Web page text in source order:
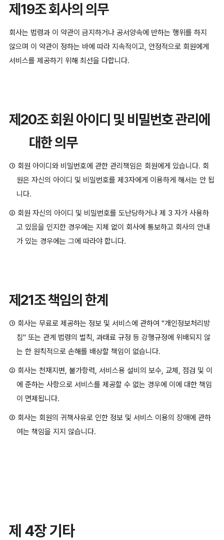
제19조 회사의 의무
회사는 법령과 이 약관이 금지하거나 공서양속에 반하는 행위를 하지
않으며 이 약관이 정하는 바에 따라 지속적이고, 안정적으로 회원에게
서비스를 제공하기 위해 최선을 다합니다.
제20조 회원 아이디 및 비밀번호 관리에
대한 의무
① 회원 아이디와 비밀번호에 관한 관리책임은 회원에게 있습니다. 회
원은 자신의 아이디 및 비밀번호를 제3자에게 이용하게 해서는 안 됩
니다.
② 회원 자신의 아이디 및 비밀번호를 도난당하거나 제 3 자가 사용하
고 있음을 인지한 경우에는 지체 없이 회사에 통보하고 회사의 안내
가 있는 경우에는 그에 따라야 합니다.
제21조 책임의 한계
① 회사는 무료로 제공하는 정보 및 서비스에 관하여 "개인정보처리방
침" 또는 관계 법령의 벌칙, 과태료 규정 등 강행규정에 위배되지 않
는 한 원칙적으로 손해를 배상할 책임이 없습니다.
② 회사는 천재지변, 불가항력, 서비스용 설비의 보수, 교체, 점검 및 이
에 준하는 사항으로 서비스를 제공할 수 없는 경우에 이에 대한 책임
이 면제됩니다.
③ 회사는 회원의 귀책사유로 인한 정보 및 서비스 이용의 장애에 관하
여는 책임을 지지 않습니다.
제 4장 기타